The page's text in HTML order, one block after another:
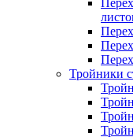
Тройники